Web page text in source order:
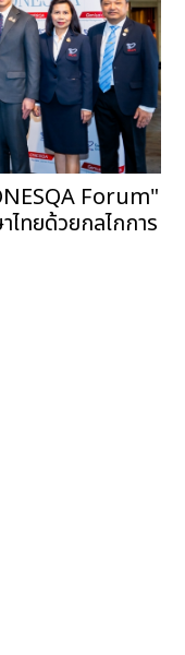
Forum"
ทยด้วยกลไกการ